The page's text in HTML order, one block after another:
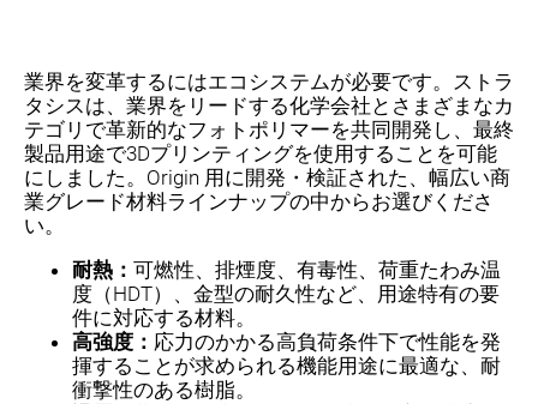
業界を変革するにはエコシステムが必要です。ストラ
タシスは、業界をリードする化学会社とさまざまなカ
テゴリで革新的なフォトポリマーを共同開発し、最終
製品用途で3Dプリンティングを使用することを可能
にしました。Origin 用に開発・検証された、幅広い商
業グレード材料ラインナップの中からお選びくださ
い。
耐熱： 可燃性、排煙度、有毒性、荷重たわみ温
度（HDT）、金型の耐久性など、用途特有の要
件に対応する材料。
高強度： 応力のかかる高負荷条件下で性能を発
揮することが求められる機能用途に最適な、耐
衝撃性のある樹脂。